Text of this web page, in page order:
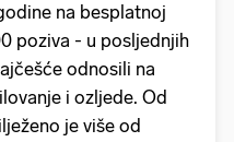
na besplatnoj
poziva - u posljednjih
odnosili na
i ozljede. Od
je više od